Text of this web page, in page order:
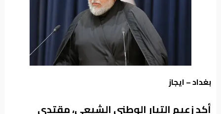
بغداد – ايجاز
أكد زعيم التيار الوطني الشيعي، مقتدى